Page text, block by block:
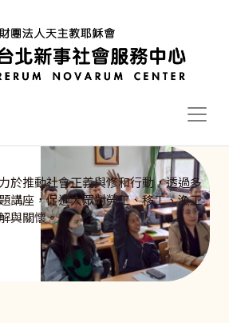
於推動社會正義與修和行動，透過多
講座，促進大眾對勞工、移工、漁工
與關懷。